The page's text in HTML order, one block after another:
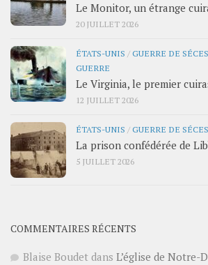
Le Monitor, un étrange
20 JUILLET 2026
ÉTATS-UNIS /GUERRE DE
GUERRE
Le Virginia, le premier
12 JUILLET 2026
ÉTATS-UNIS /GUERRE DE
La prison confédérée de
5 JUILLET 2026
COMMENTAIRES RÉCENTS
Blaise Boudet dans L’église de Notre-